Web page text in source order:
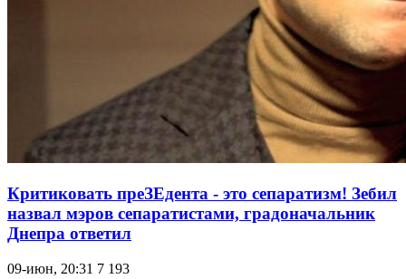
Критиковать преЗЕдента - это сепаратизм! Зебил
назвал мэров сепаратистами, градоначальник
Днепра ответил
09-июн, 20:31 7 193